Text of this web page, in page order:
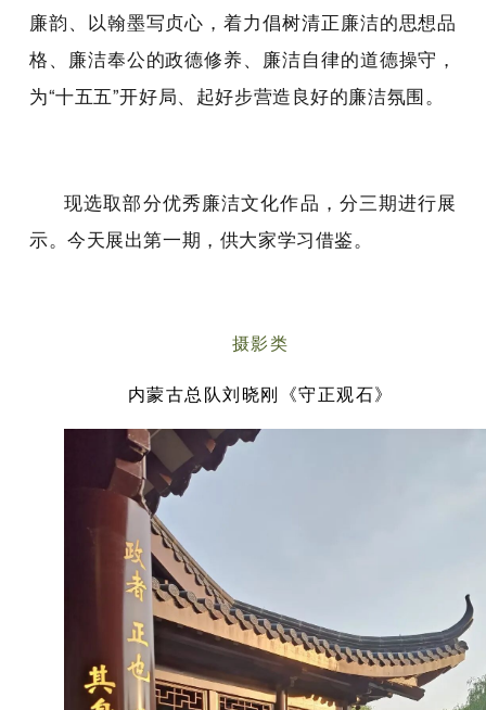
廉韵、以翰墨写贞心，着力倡树清正廉洁的思想品
格、廉洁奉公的政德修养、廉洁自律的道德操守，
为“十五五”开好局、起好步营造良好的廉洁氛围。
现选取部分优秀廉洁文化作品，分三期进行展
示。今天展出第一期，供大家学习借鉴。
摄影类
内蒙古总队刘晓刚《守正观石》